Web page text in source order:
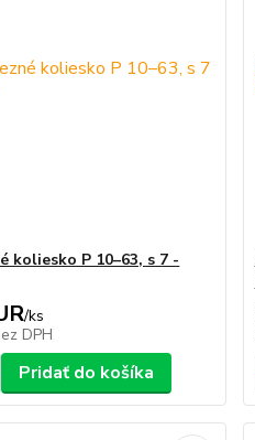
koliesko P 10–63, s 7 -
/ks
DPH
Pridať do košíka